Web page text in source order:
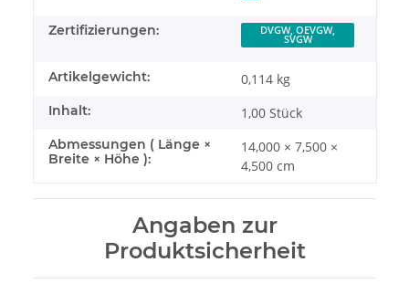
Zertifizierungen: DVGW, OEVGW,
SVGW
Artikelgewicht: 0,114 kg
Inhalt: 1,00 Stück
Abmessungen ( Länge ×
Breite × Höhe ):
14,000 × 7,500 ×
4,500 cm
Angaben zur
Produktsicherheit